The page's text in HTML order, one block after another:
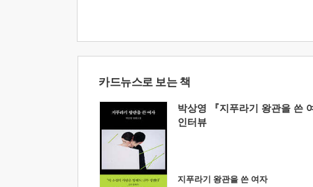
카드뉴스로 보는 책
박상영 『지푸라기 왕관을 쓴
인터뷰
지푸라기 왕관을 쓴 여자